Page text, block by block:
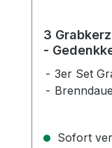
3
- Gedenkkerze - Dauerbrenner 70-
3er Set
Sofort